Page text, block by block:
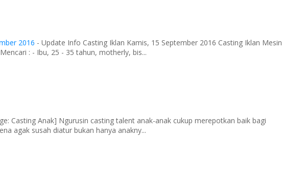
2016 - Update Info Casting Iklan Kamis, 15 September 2016 Casting Iklan Mesin
: - Ibu, 25 - 35 tahun, motherly, bis...
Casting Anak] Ngurusin casting talent anak-anak cukup merepotkan baik bagi
agak susah diatur bukan hanya anakny...